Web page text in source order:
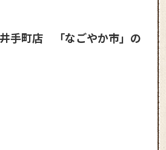
手町店 「なごやか市」の